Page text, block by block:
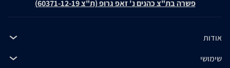
פשרה בת"צ כהנים נ' זאפ גרופ (ת"צ 60371-12-19)
אודות
שימושי